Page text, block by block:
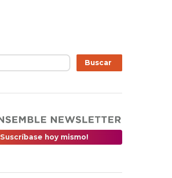
Buscar
Suscríbase hoy mismo!